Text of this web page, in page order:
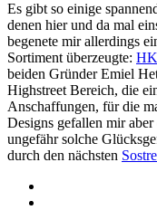
Es gibt so einige
denen hier und da mal
begenete mir allerdings
Sortiment überzeugte:
beiden Gründer Emiel
Highstreet Bereich, die
Anschaffungen, für die
Designs gefallen mir
ungefähr solche
durch den nächsten